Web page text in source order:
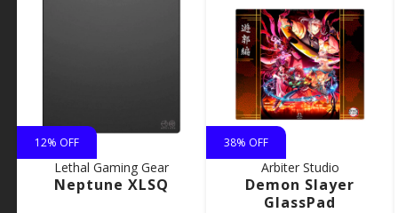
12% OFF
Lethal Gaming Gear
Neptune XLSQ
38% OFF
Arbiter Studio
Demon Slayer
GlassPad